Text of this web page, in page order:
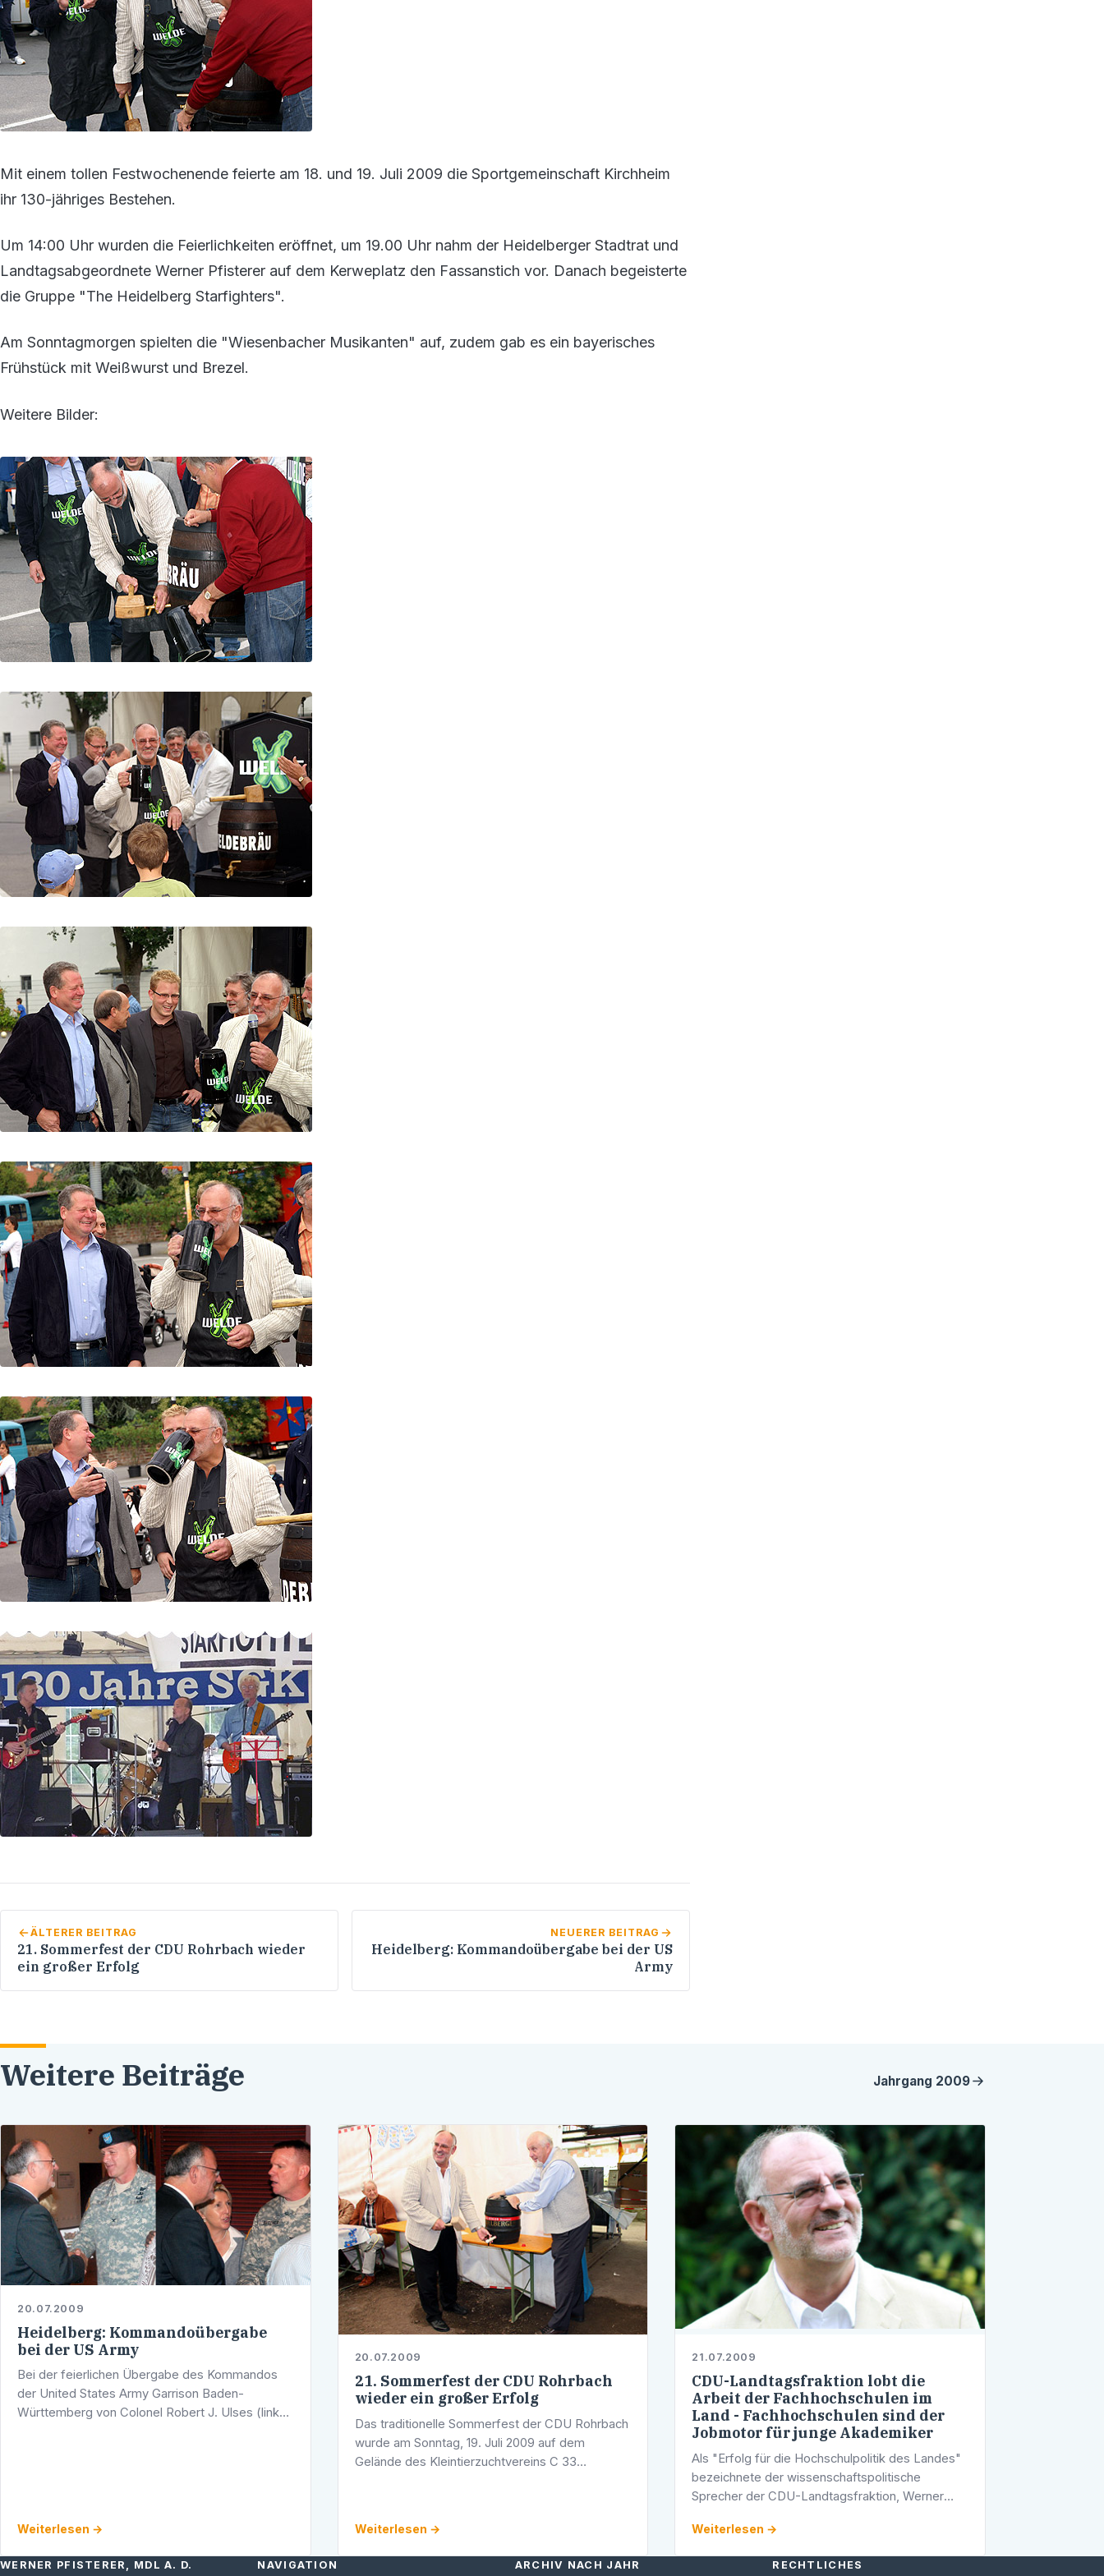
Mit einem tollen Festwochenende feierte am 18. und 19. Juli 2009 die Sportgemeinschaft Kirchheim
ihr 130-jähriges Bestehen.
Um 14:00 Uhr wurden die Feierlichkeiten eröffnet, um 19.00 Uhr nahm der Heidelberger Stadtrat und
Landtagsabgeordnete Werner Pfisterer auf dem Kerweplatz den Fassanstich vor. Danach begeisterte
die Gruppe "The Heidelberg Starfighters".
Am Sonntagmorgen spielten die "Wiesenbacher Musikanten" auf, zudem gab es ein bayerisches
Frühstück mit Weißwurst und Brezel.
Weitere Bilder:
ÄLTERER BEITRAG
21. Sommerfest der CDU Rohrbach wieder
ein großer Erfolg
NEUERER BEITRAG
Heidelberg: Kommandoübergabe bei der US
Army
Weitere Beiträge Jahrgang 2009
20.07.2009
Heidelberg: Kommandoübergabe
bei der US Army
Bei der feierlichen Übergabe des Kommandos
der United States Army Garrison Baden-
Württemberg von Colonel Robert J. Ulses (links)
Weiterlesen →
20.07.2009
21. Sommerfest der CDU Rohrbach
wieder ein großer Erfolg
Das traditionelle Sommerfest der CDU Rohrbach
wurde am Sonntag, 19. Juli 2009 auf dem
Gelände des Kleintierzuchtvereins C 33
Weiterlesen →
21.07.2009
CDU-Landtagsfraktion lobt die
Arbeit der Fachhochschulen im
Land - Fachhochschulen sind der
Jobmotor für junge Akademiker
Als "Erfolg für die Hochschulpolitik des Landes"
bezeichnete der wissenschaftspolitische
Sprecher der CDU-Landtagsfraktion, Werner
württembergischen Fachhochschulen, die in
einer …
Weiterlesen →
WERNER PFISTERER, MDL A. D. NAVIGATION ARCHIV NACH JAHR RECHTLICHES